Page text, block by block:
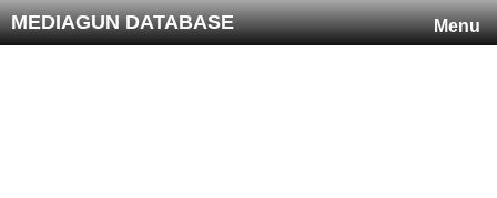
Menu
MEDIAGUN DATABASE